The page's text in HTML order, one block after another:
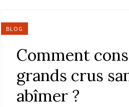
BLOG
Comment
grands crus
abîmer ?